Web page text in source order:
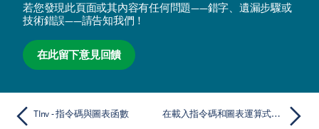
若您發現此頁面或其內容有任何問題——錯字、遺漏步驟或
技術錯誤——請告知我們！
在此留下意見回饋
TInv - 指令碼與圖表函數 在載入指令碼和圖表運算式中使用規則運算式